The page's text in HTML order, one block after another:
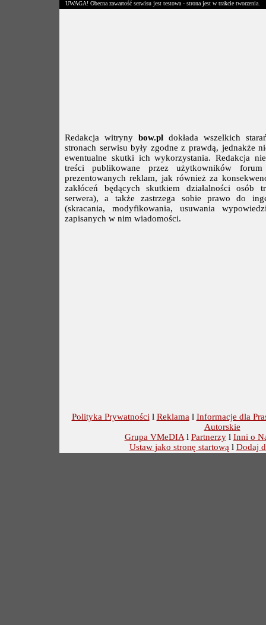
UWAGA! Obecna zawartość serwisu jest testowa - strona jest w trakcie tworzenia.
Redakcja witryny bow.pl dokłada wszelkich
stronach serwisu były zgodne z prawdą, jednakże
ewentualne skutki ich wykorzystania. Redakcja
treści publikowane przez użytkowników
prezentowanych reklam, jak również za
zakłóceń będących skutkiem działalności
serwera), a także zastrzega sobie prawo do
(skracania, modyfikowania, usuwania
zapisanych w nim wiadomości.
Polityka Prywatności l Reklama l Informacje dla
Autorskie
Grupa VMeDIAl Partnerzyl Inni o
Ustaw jako stronę startową l Dodaj